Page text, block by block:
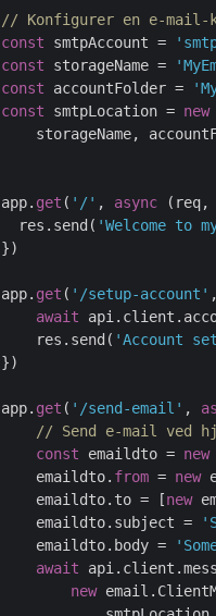
// Konfigurer en e-
const smtpAccount =
const storageName =
const accountFolder =
const smtpLocation = new
storageName,
app. get ( '/' , async (req,
  res.send(
'Welcome to
})
app. get ( '/setup-account'
await
    res.send(
'Account
})
app. get ( '/send-email' ,
// Send e-mail ved
const emaildto = new
    emaildto.
from = new
    emaildto.to = [
new
    emaildto.subject =
    emaildto.body =
await
new